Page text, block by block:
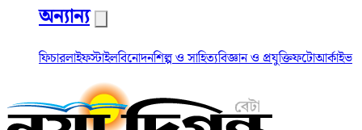
অন্যান্য
ফিচারলাইফস্টাইলবিনোদনশিল্প ও সাহিত্যবিজ্ঞান ও প্রযুক্তিফটোআর্কাইভ